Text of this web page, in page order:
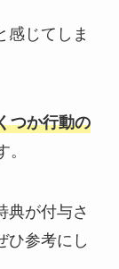
感じてしま
つか行動の
。
典が付与さ
ひ参考にし